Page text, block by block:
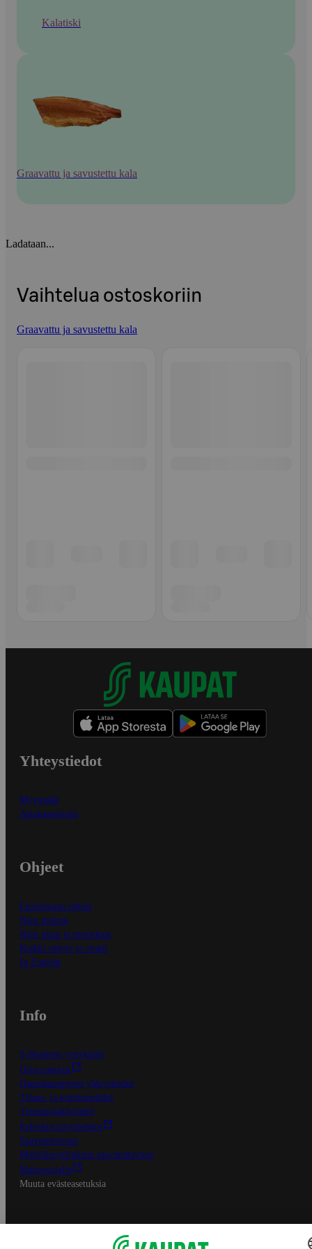
Kalatiski
Graavattu ja savustettu kala
Ladataan...
Vaihtelua ostoskoriin
Graavattu ja savustettu kala
Yhteystiedot
Myymälät
Asiakaspalvelu
Ohjeet
Ensitilaajan ohjeet
Näin maksat
Näin tilaat ja muokkaat
Kaikki ohjeet ja vinkit
In English
Info
S-Business yrityksille
Oiva-raportit
Osuuskauppojen yhteystiedot
Tilaus- ja toimitusehdot
Tietosuojakäytäntö
Palvelun käyttöehdot
Saavutettavuus
Mobiilisovelluksen saavutettavuus
Mainostajalle
Muuta evästeasetuksia
S-ryhmän palvelut